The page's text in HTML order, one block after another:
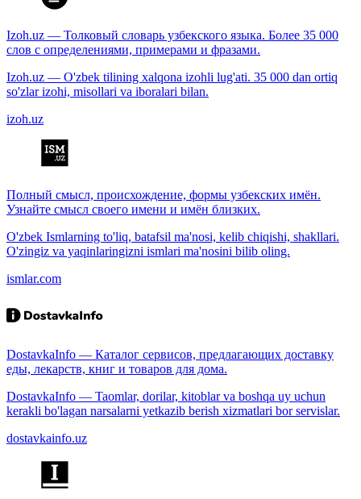
Izoh.uz — Толковый словарь узбекского языка. Более 35 000
слов с определениями, примерами и фразами.
Izoh.uz — O'zbek tilining xalqona izohli lug'ati. 35 000 dan ortiq
so'zlar izohi, misollari va iboralari bilan.
izoh.uz
Полный смысл, происхождение, формы узбекских имён.
Узнайте смысл своего имени и имён близких.
O'zbek Ismlarning to'liq, batafsil ma'nosi, kelib chiqishi, shakllari.
O'zingiz va yaqinlaringizni ismlari ma'nosini bilib oling.
ismlar.com
DostavkaInfo — Каталог сервисов, предлагающих доставку
еды, лекарств, книг и товаров для дома.
DostavkaInfo — Taomlar, dorilar, kitoblar va boshqa uy uchun
kerakli bo'lagan narsalarni yetkazib berish xizmatlari bor servislar.
dostavkainfo.uz